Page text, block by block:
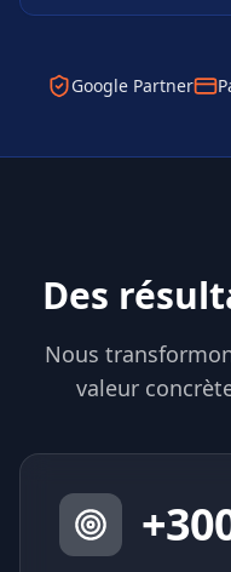
Google Partner
Des
Nous
valeur
+